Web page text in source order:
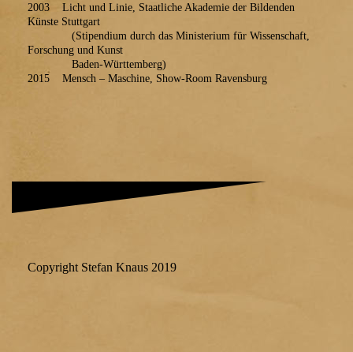
2003 Licht und Linie, Staatliche Akademie der Bildenden
Künste Stuttgart
(Stipendium durch das Ministerium für Wissenschaft,
Forschung und Kunst
Baden-Württemberg)
2015 Mensch – Maschine, Show-Room Ravensburg
Copyright Stefan Knaus 2019